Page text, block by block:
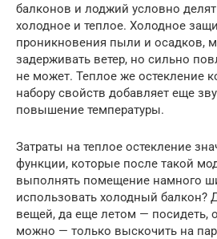
балконов и лоджий условно
холодное и теплое. Холодное
проникновения пыли и осадков,
задерживать ветер, но сильно
не может. Теплое же остекление
набору свойств добавляет еще
повышение температуры.
Затраты на теплое остекление
функции, которые после такой
выполнять помещение намного
использовать холодный балкон?
вещей, да еще летом — посидеть,
можно — только выскочить на